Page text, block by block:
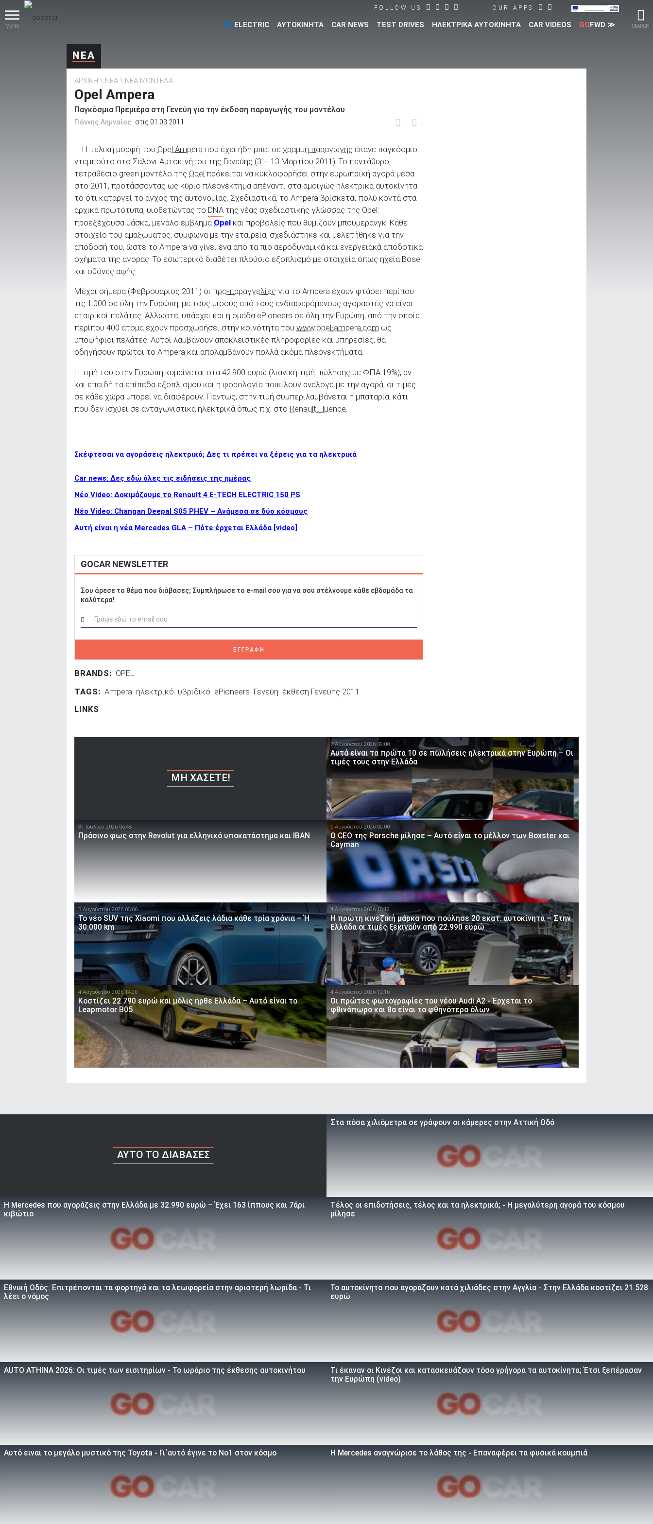
MENU SEARCH
FOLLOW US OUR APPS
GOELECTRIC ΑΥΤΟΚΙΝΗΤΑ CAR NEWS TEST DRIVES ΗΛΕΚΤΡΙΚΑ ΑΥΤΟΚΙΝΗΤΑ CAR VIDEOS GOFWD ≫
ΑΝΑΖΗΤΗΣΗ
Επιχειρήσεις
ΝΕΑ
ΑΡΧΙΚΗ ΝΕΑ ΝΕΑ ΜΟΝΤΕΛΑ
Opel Ampera
Παγκόσμια Πρεμιέρα στη Γενεύη για την έκδοση παραγωγής του μοντέλου
- -
Γιάννης Λημναίος στις 01.03.2011
Η τελική μορφή του Opel Ampera που έχει ήδη μπει σε γραμμή παραγωγής έκανε παγκόσμιο
ντεμπούτο στο Σαλόνι Αυτοκινήτου της Γενεύης (3 – 13 Μαρτίου 2011). Το πεντάθυρο,
τετραθέσιο green μοντέλο της Opel πρόκειται να κυκλοφορήσει στην ευρωπαϊκή αγορά μέσα
στο 2011, προτάσσοντας ως κύριο πλεονέκτημα απέναντι στα αμοιγώς ηλεκτρικά αυτοκίνητα
το ότι καταργεί το άγχος της αυτονομίας. Σχεδιαστικά, το Ampera βρίσκεται πολύ κοντά στα
αρχικά πρωτότυπα, υιοθετώντας το DNA της νέας σχεδιαστικής γλώσσας της Opel:
προεξέχουσα μάσκα, μεγάλο έμβλημα Opel και προβολείς που θυμίζουν μπούμερανγκ. Κάθε
στοιχείο του αμαξώματος, σύμφωνα με την εταιρεία, σχεδιάστηκε και μελετήθηκε για την
απόδοσή του, ώστε το Ampera να γίνει ένα από τα πιο αεροδυναμικά και ενεργειακά αποδοτικά
οχήματα της αγοράς. Το εσωτερικό διαθέτει πλούσιο εξοπλισμό με στοιχεία όπως ηχεία Bose
και οθόνες αφής.
Μέχρι σήμερα (Φεβρουάριος 2011) οι προ-παραγγελίες για το Ampera έχουν φτάσει περίπου
τις 1.000 σε όλη την Ευρώπη, με τους μισούς από τους ενδιαφερόμενους αγοραστές να είναι
εταιρικοί πελάτες. Άλλωστε, υπάρχει και η ομάδα ePioneers σε όλη την Ευρώπη, από την οποία
περίπου 400 άτομα έχουν προσχωρήσει στην κοινότητα του www.opel-ampera.com ως
υποψήφιοι πελάτες. Αυτοί λαμβάνουν αποκλειστικές πληροφορίες και υπηρεσίες, θα
οδηγήσουν πρώτοι το Ampera και απολαμβάνουν πολλά ακόμα πλεονεκτήματα.
Η τιμή του στην Ευρώπη κυμαίνεται στα 42.900 ευρώ (λιανική τιμή πώλησης με ΦΠΑ 19%), αν
και επειδή τα επίπεδα εξοπλισμού και η φορολογία ποικίλουν ανάλογα με την αγορά, οι τιμές
σε κάθε χώρα μπορεί να διαφέρουν. Πάντως, στην τιμή συμπεριλαμβάνεται η μπαταρία, κάτι
που δεν ισχύει σε ανταγωνιστικά ηλεκτρικά όπως π.χ. στο Renault Fluence.
Σκέφτεσαι να αγοράσεις ηλεκτρικό; Δες τι πρέπει να ξέρεις για τα ηλεκτρικά
Car news: Δες εδώ όλες τις ειδήσεις της ημέρας
Νέο Video: Δοκιμάζουμε το Renault 4 E-TECH ELECTRIC 150 PS
Νέο Video: Changan Deepal S05 PHEV – Ανάμεσα σε δύο κόσμους
Αυτή είναι η νέα Mercedes GLA – Πότε έρχεται Ελλάδα [video]
GOCAR NEWSLETTER
Σου άρεσε το θέμα που διάβασες; Συμπλήρωσε το e-mail σου για να σου στέλνουμε κάθε εβδομάδα τα
καλύτερα!
ΕΓΓΡΑΦΗ
BRANDS: OPEL
TAGS: Ampera ηλεκτρικό υβριδικό ePioneers Γενεύη έκθεση Γενεύης 2011
LINKS
ΜΗ ΧΆΣΕΤΕ!
7 Αυγούστου 2026 09:00
Αυτά είναι τα πρώτα 10 σε πωλήσεις ηλεκτρικά στην Ευρώπη – Οι
τιμές τους στην Ελλάδα
31 Ιουλίου 2026 06:48
Πράσινο φως στην Revolut για ελληνικό υποκατάστημα και IBAN
6 Αυγούστου 2026 09:00
Ο CEO της Porsche μίλησε – Αυτό είναι το μέλλον των Boxster και
Cayman
5 Αυγούστου 2026 08:00
Το νέο SUV της Xiaomi που αλλάζεις λάδια κάθε τρία χρόνια – Ή
30.000 km
4 Αυγούστου 2026 18:12
Η πρώτη κινεζική μάρκα που πούλησε 20 εκατ. αυτοκίνητα – Στην
Ελλάδα οι τιμές ξεκινούν από 22.990 ευρώ
4 Αυγούστου 2026 14:20
Κοστίζει 22.790 ευρώ και μόλις ήρθε Ελλάδα – Αυτό είναι το
Leapmotor B05
4 Αυγούστου 2026 12:16
Οι πρώτες φωτογραφίες του νέου Audi A2 - Έρχεται το
φθινόπωρο και θα είναι το φθηνότερο όλων
AYTO TO ΔΙΑΒΑΣΕΣ
Στα πόσα χιλιόμετρα σε γράφουν οι κάμερες στην Αττική Οδό
Η Mercedes που αγοράζεις στην Ελλάδα με 32.990 ευρώ – Έχει 163 ίππους και 7άρι
κιβώτιο
Τέλος οι επιδοτήσεις, τέλος και τα ηλεκτρικά; - Η μεγαλύτερη αγορά του κόσμου
μίλησε
Εθνική Οδός: Επιτρέπονται τα φορτηγά και τα λεωφορεία στην αριστερή λωρίδα - Τι
λέει ο νόμος
To αυτοκίνητο που αγοράζουν κατά χιλιάδες στην Αγγλία - Στην Ελλάδα κοστίζει 21.528
ευρώ
AUTO ATHINA 2026: Οι τιμές των εισιτηρίων - Το ωράριο της έκθεσης αυτοκινήτου
Τι έκαναν οι Κινέζοι και κατασκευάζουν τόσο γρήγορα τα αυτοκίνητα; Έτσι ξεπέρασαν
την Ευρώπη (video)
Αυτό ειναι τo μεγάλο μυστικό της Toyota - Γι΄αυτό έγινε το Νο1 στον κόσμο Η Mercedes αναγνώρισε το λάθος της - Επαναφέρει τα φυσικά κουμπιά